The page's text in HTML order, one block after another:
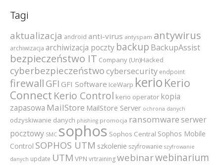
Tagi
aktualizacja android anti-virus antyspam antywirus
archiwizacja archiwizacja poczty backup BackupAssist
bezpieczeństwo IT Company (Un)Hacked
cyberbezpieczeństwocybersecurity endpoint
firewall GFI GFI Software IceWarp kerio Kerio
Connect Kerio Control kerio operator kopia
zapasowa MailStore MailStore Server ochrona danych
odzyskiwanie danych phishing promocja ransomware serwer
pocztowy SMC sophos Sophos Central Sophos Mobile
Control SOPHOS UTM szkolenie szyfrowanie szyfrowanie
danych update UTM VPN vrtrainingwebinarwebinarium